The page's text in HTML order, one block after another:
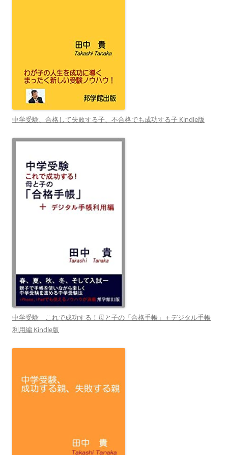
中学受験、合格して失敗する子、不合格でも成功する子 Kindle版
中学受験 これで成功する！母と子の「合格手帳」＋デジタル手帳
利用編 Kindle版